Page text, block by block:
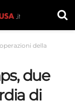
della
due
di